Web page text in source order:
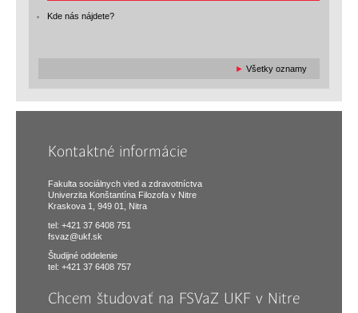
Kde nás nájdete?
► Všetky oznamy
Kontaktné informácie
Fakulta sociálnych vied a zdravotníctva
Univerzita Konštantína Filozofa v Nitre
Kraskova 1, 949 01, Nitra
tel: +421 37 6408 751
fsvaz@ukf.sk
Študijné oddelenie
tel: +421 37 6408 757
Chcem študovať na FSVaZ UKF v Nitre